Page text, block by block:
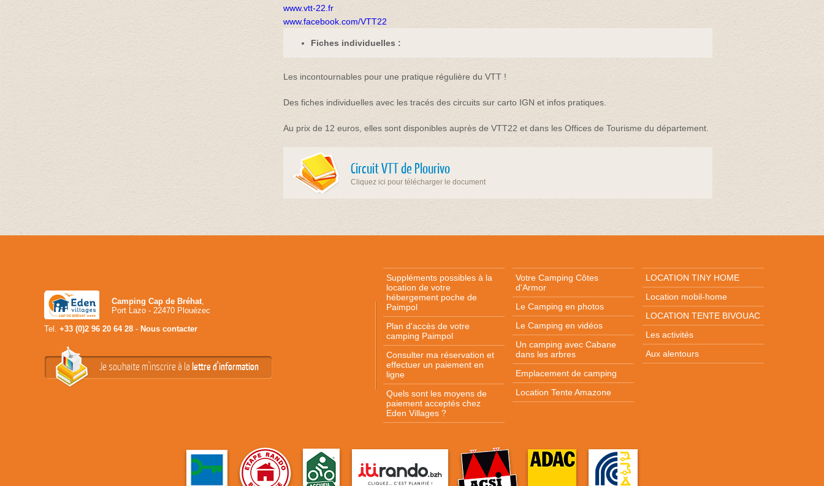
www.vtt-22.fr
www.facebook.com/VTT22
Fiches individuelles :
Les incontournables pour une pratique régulière du VTT !
Des fiches individuelles avec les tracés des circuits sur carto IGN et infos pratiques.
Au prix de 12 euros, elles sont disponibles auprès de VTT22 et dans les Offices de Tourisme du département.
Circuit VTT de Plourivo
Cliquez ici pour télécharger le document
Camping Cap de Bréhat
Port Lazo - 22470 Plouézec
Tel. +33 (0)2 96 20 64 28 - Nous contacter
Je souhaite m'inscrire à lalettre d'information
Suppléments possibles à la
location de votre
hébergement poche de
Paimpol
Plan d'accèsde votre
camping Paimpol
Consulter ma réservation et
effectuer un paiement en
ligne
Quels sont les moyens de
paiement acceptés chez
Eden Villages ?
Votre Camping Côtes
d'Armor
Le Camping en photos
Le Camping en vidéos
Un camping avec Cabane
dans les arbres
Emplacement de camping
Location Tente Amazone
LOCATION TINY HOME
Location mobil-home
LOCATION TENTE BIVOUAC
Les activités
Aux alentours